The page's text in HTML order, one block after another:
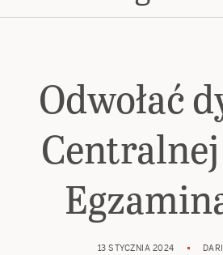
Odwołać
13 STYCZNIA 2024